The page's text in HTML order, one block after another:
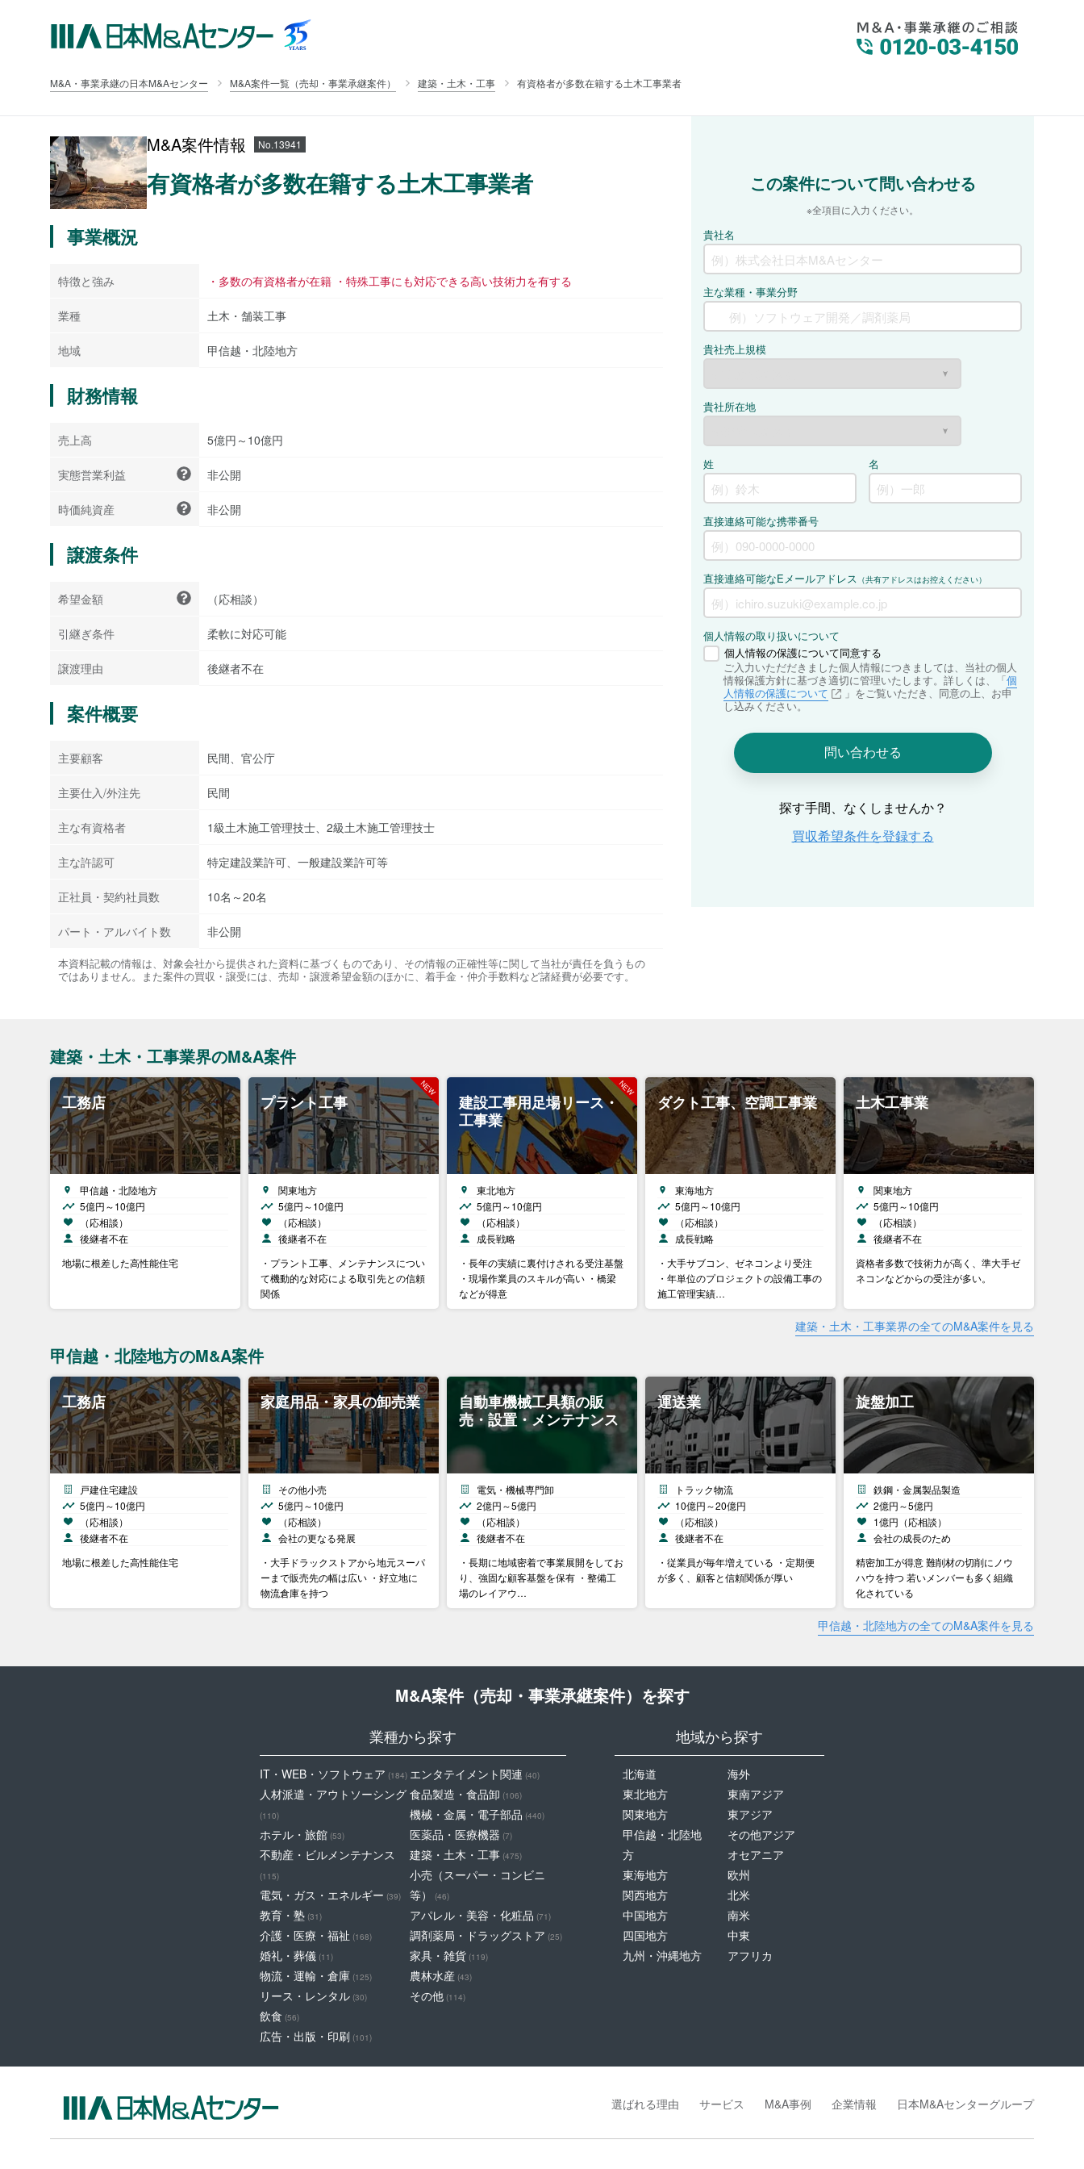
M&A・事業承継の日本M&Aセンター M&A案件一覧（売却・事業承継案件） 建築・土木・工事 有資格者が多数在籍する土木工事業者
M&A案件情報 No.13941
有資格者が多数在籍する土木工事業者
事業概況
特徴と強み ・多数の有資格者が在籍 ・特殊工事にも対応できる高い技術力を有する
業種 土木・舗装工事
地域 甲信越・北陸地方
財務情報
売上高 5億円～10億円
実態営業利益 非公開
時価純資産 非公開
譲渡条件
希望金額 （応相談）
引継ぎ条件 柔軟に対応可能
譲渡理由 後継者不在
案件概要
主要顧客 民間、官公庁
主要仕入/外注先 民間
主な有資格者 1級土木施工管理技士、2級土木施工管理技士
主な許認可 特定建設業許可、一般建設業許可等
正社員・契約社員数 10名～20名
パート・アルバイト数 非公開
本資料記載の情報は、対象会社から提供された資料に基づくものであり、その情報の正確性等に関して当社が責任を負うもの
ではありません。また案件の買収・譲受には、売却・譲渡希望金額のほかに、着手金・仲介手数料など諸経費が必要です。
建築・土木・工事業界のM&A案件
工務店
甲信越・北陸地方
5億円～10億円
（応相談）
後継者不在
地場に根差した高性能住宅
プラント工事
関東地方
5億円～10億円
（応相談）
後継者不在
・プラント工事、メンテナンスについ
て機動的な対応による取引先との信頼
関係
建設工事用足場リース・
工事業
東北地方
5億円～10億円
（応相談）
成長戦略
・長年の実績に裏付けされる受注基盤
・現場作業員のスキルが高い ・橋梁
などが得意
ダクト工事、空調工事業
東海地方
5億円～10億円
（応相談）
成長戦略
・大手サブコン、ゼネコンより受注
・年単位のプロジェクトの設備工事の
施工管理実績…
土木工事業
関東地方
5億円～10億円
（応相談）
後継者不在
資格者多数で技術力が高く、準大手ゼ
ネコンなどからの受注が多い。
建築・土木・工事業界の全てのM&A案件を見る
甲信越・北陸地方のM&A案件
工務店
戸建住宅建設
5億円～10億円
（応相談）
後継者不在
地場に根差した高性能住宅
家庭用品・家具の卸売業
その他小売
5億円～10億円
（応相談）
会社の更なる発展
・大手ドラックストアから地元スーパ
ーまで販売先の幅は広い ・好立地に
物流倉庫を持つ
自動車機械工具類の販
売・設置・メンテナンス
電気・機械専門卸
2億円～5億円
（応相談）
後継者不在
・長期に地域密着で事業展開をしてお
り、強固な顧客基盤を保有 ・整備工
場のレイアウ…
運送業
トラック物流
10億円～20億円
（応相談）
後継者不在
・従業員が毎年増えている ・定期便
が多く、顧客と信頼関係が厚い
旋盤加工
鉄鋼・金属製品製造
2億円～5億円
1億円（応相談）
会社の成長のため
精密加工が得意 難削材の切削にノウ
ハウを持つ 若いメンバーも多く組織
化されている
甲信越・北陸地方の全てのM&A案件を見る
M&A案件（売却・事業承継案件）を探す
業種から探す
IT・WEB・ソフトウェア (184)
人材派遣・アウトソーシング
(110)
ホテル・旅館 (53)
不動産・ビルメンテナンス
(115)
電気・ガス・エネルギー (39)
教育・塾 (31)
介護・医療・福祉 (168)
婚礼・葬儀 (11)
物流・運輸・倉庫 (125)
リース・レンタル (30)
飲食 (56)
広告・出版・印刷 (101)
エンタテイメント関連 (40)
食品製造・食品卸 (106)
機械・金属・電子部品 (440)
医薬品・医療機器 (7)
建築・土木・工事 (475)
小売（スーパー・コンビニ
等）
(46)
アパレル・美容・化粧品 (71)
調剤薬局・ドラッグストア (25)
家具・雑貨 (119)
農林水産 (43)
その他 (114)
地域から探す
北海道
東北地方
関東地方
甲信越・北陸地
方
東海地方
関西地方
中国地方
四国地方
九州・沖縄地方
海外
東南アジア
東アジア
その他アジア
オセアニア
欧州
北米
南米
中東
アフリカ
選ばれる理由 サービス M&A事例 企業情報 日本M&Aセンターグループ